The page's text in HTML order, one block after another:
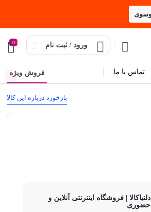
ورود / ثبت نام 0
تماس با ما فروش ویژه
بازخورد درباره این کالا
دلنیاکالا | فروشگاه اینترنتی آنلاین و
حضوری